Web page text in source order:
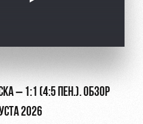
– 1:1 (4:5 ПЕН.). ОБЗОР
2026